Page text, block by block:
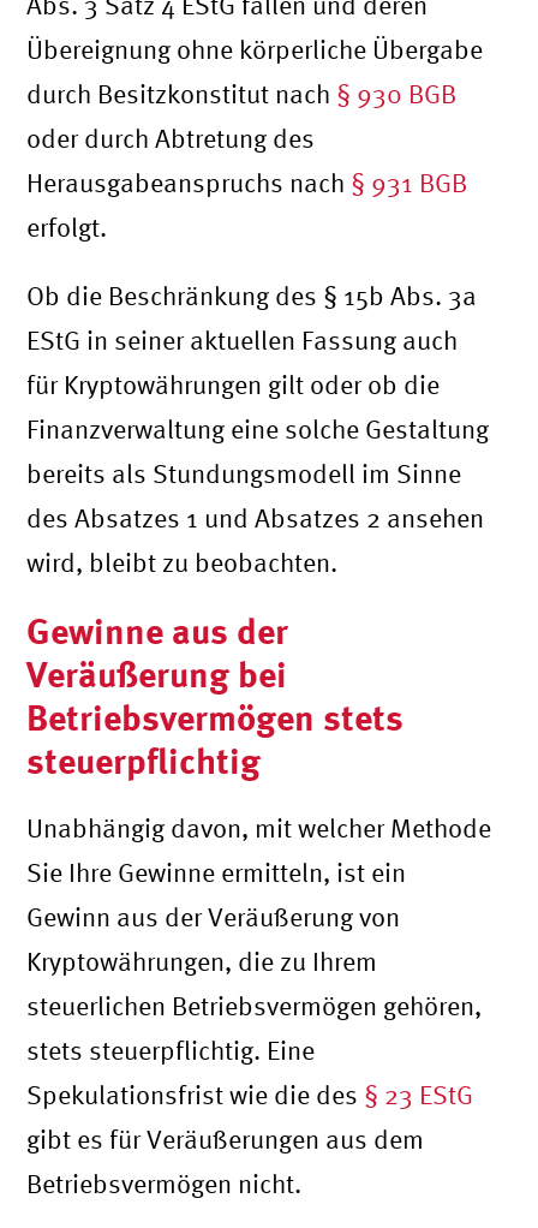
Übereignung ohne körperliche Übergabe
durch Besitzkonstitut nach § 930 BGB
oder durch Abtretung des
Herausgabeanspruchs nach § 931 BGB
erfolgt.
Ob die Beschränkung des § 15b Abs. 3a
EStG in seiner aktuellen Fassung auch
für Kryptowährungen gilt oder ob die
Finanzverwaltung eine solche Gestaltung
bereits als Stundungsmodell im Sinne
des Absatzes 1 und Absatzes 2 ansehen
wird, bleibt zu beobachten.
Gewinne aus der
Veräußerung bei
Betriebsvermögen stets
steuerpflichtig
Unabhängig davon, mit welcher Methode
Sie Ihre Gewinne ermitteln, ist ein
Gewinn aus der Veräußerung von
Kryptowährungen, die zu Ihrem
steuerlichen Betriebsvermögen gehören,
stets steuerpflichtig. Eine
Spekulationsfrist wie die des § 23 EStG
gibt es für Veräußerungen aus dem
Betriebsvermögen nicht.